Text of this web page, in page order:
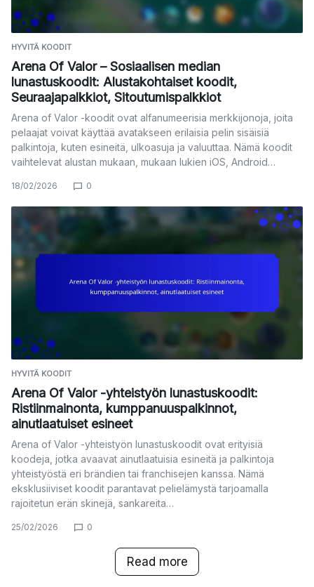
HYVITÄ KOODIT
Arena Of Valor – Sosiaalisen median
lunastuskoodit: Alustakohtaiset koodit,
Seuraajapalkkiot, Sitoutumispalkkiot
Arena of Valor -koodit ovat alfanumeerisia merkkijonoja, joita
pelaajat voivat käyttää avatakseen erilaisia pelin sisäisiä
palkintoja, kuten esineitä, ulkoasuja ja valuuttaa. Nämä koodit
vaihtelevat alustan mukaan, mukaan lukien iOS, Android…
18/02/2026 0
HYVITÄ KOODIT
Arena Of Valor -yhteistyön lunastuskoodit:
Ristiinmainonta, kumppanuuspalkinnot,
ainutlaatuiset esineet
Arena of Valor -yhteistyön lunastuskoodit ovat erityisiä
koodeja, jotka avaavat ainutlaatuisia esineitä ja palkintoja
yhteistyöstä eri brändien tai franchisejen kanssa. Nämä
eksklusiiviset koodit parantavat pelielämystä tarjoamalla
rajoitetun erän skinejä, sankareita…
25/02/2026 0
Read more